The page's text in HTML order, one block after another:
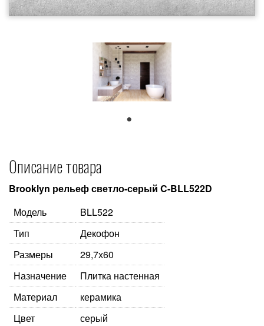
Описание товара
Brooklyn рельеф светло-серый C-BLL522D
Модель
BLL522
Тип
Декофон
Размеры
29,7х60
Назначение
Плитка настенная
Материал
керамика
Цвет
серый